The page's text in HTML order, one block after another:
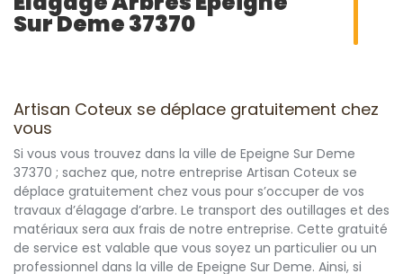
Sur Deme 37370
Artisan Coteux se déplace gratuitement chez
vous
Si vous vous trouvez dans la ville de Epeigne Sur Deme
37370 ; sachez que, notre entreprise Artisan Coteux se
déplace gratuitement chez vous pour s’occuper de vos
travaux d’élagage d’arbre. Le transport des outillages et des
matériaux sera aux frais de notre entreprise. Cette gratuité
de service est valable que vous soyez un particulier ou un
professionnel dans la ville de Epeigne Sur Deme. Ainsi, si